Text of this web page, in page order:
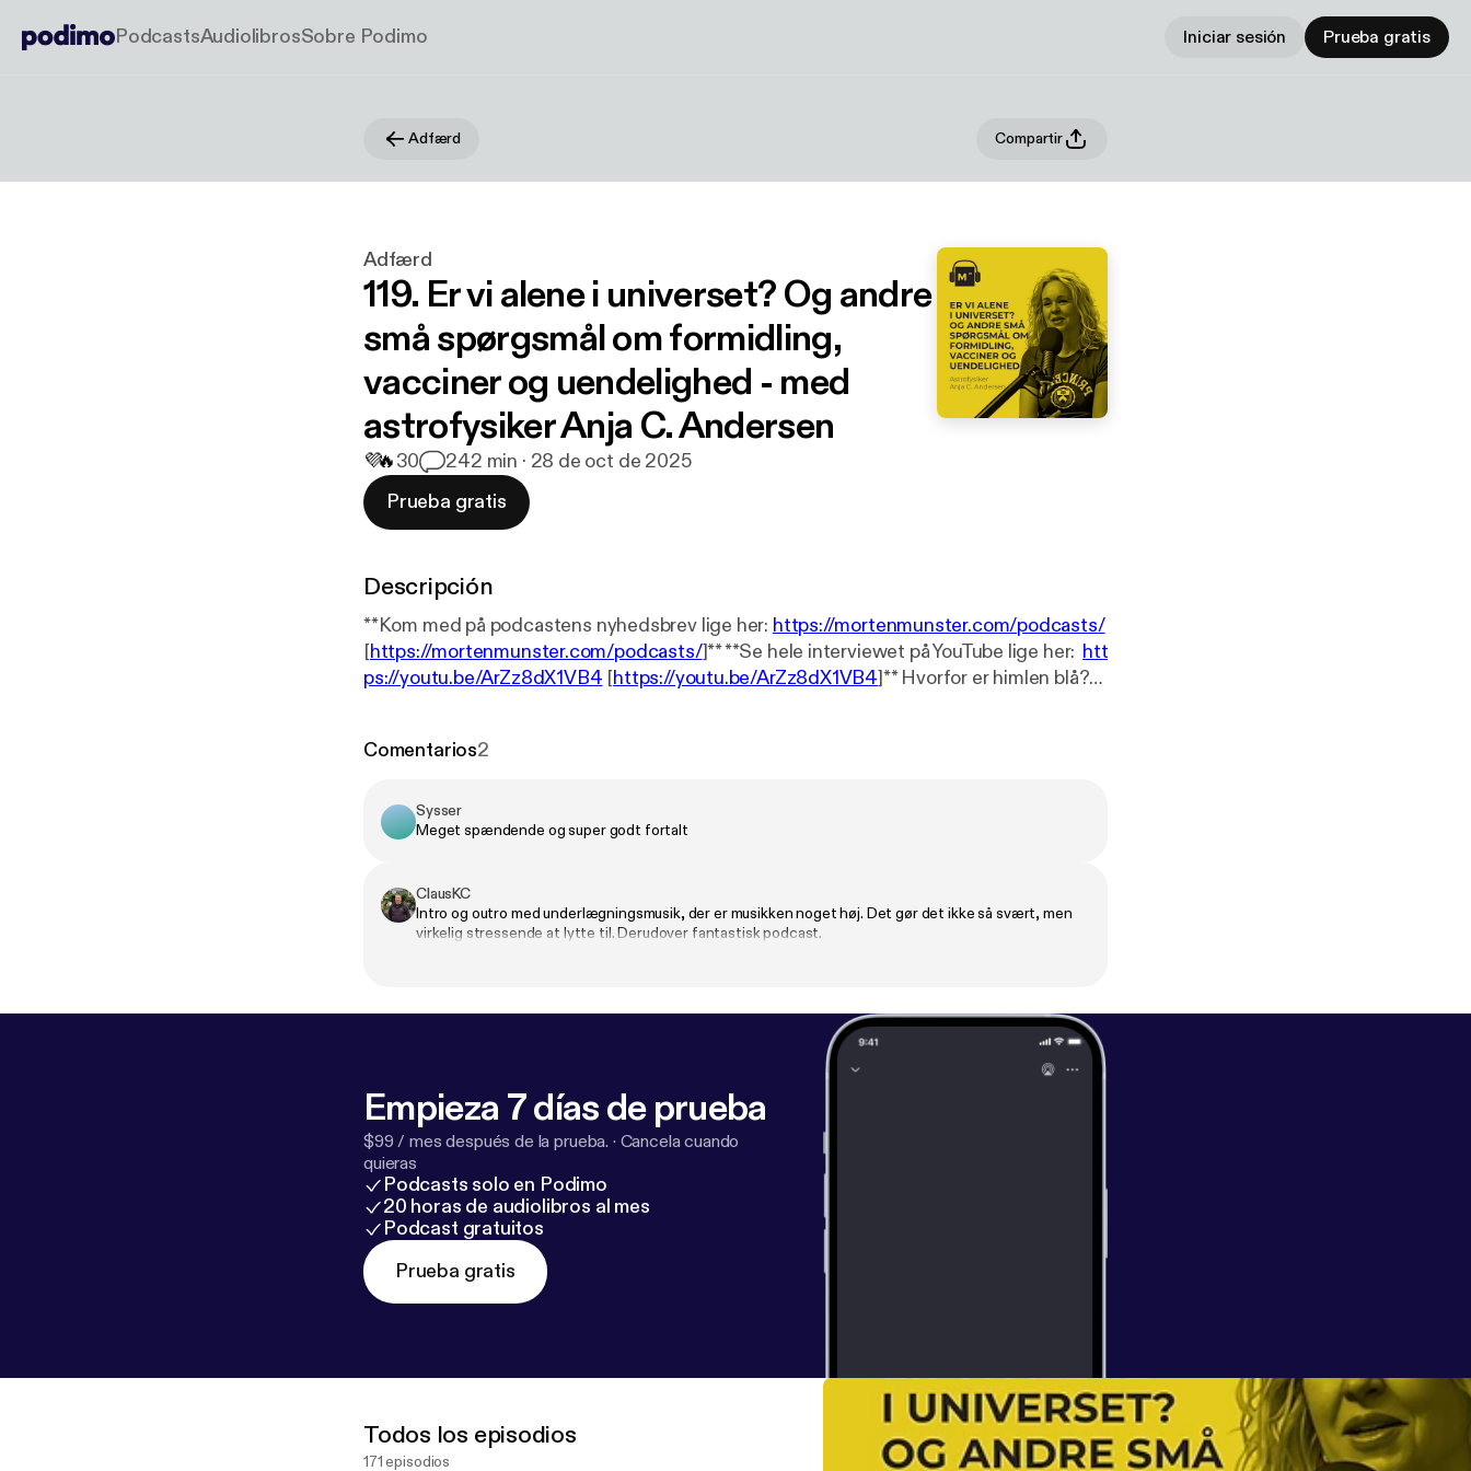
PodcastsAudiolibrosSobre Podimo Iniciar sesión Prueba gratis
Adfærd Compartir
Adfærd
119. Er vi alene i universet? Og andre
små spørgsmål om formidling,
vacciner og uendelighed - med
astrofysiker Anja C. Andersen
💜🔥30 242 min · 28 de oct de 2025
Prueba gratis
Descripción
**Kom med på podcastens nyhedsbrev lige her: https://mortenmunster.com/podcasts/
[https://mortenmunster.com/podcasts/]** **Se hele interviewet på YouTube lige her: htt
ps://youtu.be/ArZz8dX1VB4 [https://youtu.be/ArZz8dX1VB4]** Hvorfor er himlen blå?
tager professor og astrofysiker Anja C. Andersen os med ud i universet, men også med
lytter. Man bliver helt svimmel undervejs:-)
Comentarios2
Sysser
Meget spændende og super godt fortalt
ClausKC
Intro og outro med underlægningsmusik, der er musikken noget høj. Det gør det ikke så svært, men
virkelig stressende at lytte til. Derudover fantastisk podcast.
Empieza 7 días de prueba
$99 / mes después de la prueba. · Cancela cuando
quieras
Podcasts solo en Podimo
20 horas de audiolibros al mes
Podcast gratuitos
Prueba gratis
Todos los episodios
171 episodios